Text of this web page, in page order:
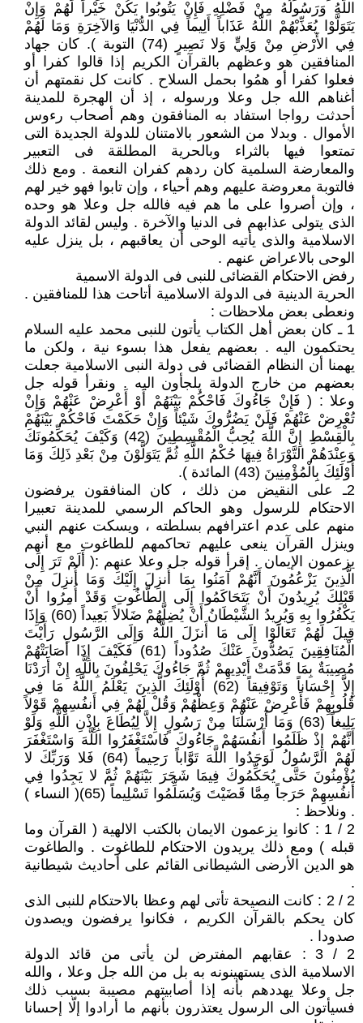
اللَّهُ وَرَسُولُهُ مِنْ فَضْلِهِ فَإِنْ يَتُوبُوا يَكُنْ خَيْراً لَهُمْ وَإِنْ
يَتَوَلَّوْا يُعَذِّبْهُمْ اللَّهُ عَذَاباً أَلِيماً فِي الدُّنْيَا وَالآخِرَةِ وَمَا لَهُمْ
فِي الأَرْضِ مِنْ وَلِيٍّ وَلا نَصِيرٍ (74) التوبة ). كان جهاد
المنافقين هو وعظهم بالقرآن الكريم إذا قالوا كفرا أو
فعلوا كفرا أو همُوا بحمل السلاح . كانت كل نقمتهم أن
أغناهم الله جل وعلا ورسوله ، إذ أن الهجرة للمدينة
أحدثت رواجا استفاد به المنافقون وهم أصحاب رءوس
الأموال . وبدلا من الشعور بالامتنان للدولة الجديدة التى
تمتعوا فيها بالثراء وبالحرية المطلقة فى التعبير
والمعارضة السلمية كان ردهم كفران النعمة . ومع ذلك
فالتوبة معروضة عليهم وهم أحياء ، وإن تابوا فهو خير لهم
، وإن أصروا على ما هم فيه فالله جل وعلا هو وحده
الذى يتولى عذابهم فى الدنيا والآخرة . وليس لقائد الدولة
الاسلامية والذى يأتيه الوحى أن يعاقبهم ، بل ينزل عليه
الوحى بالاعراض عنهم .
رفض الاحتكام القضائى للنبى فى الدولة الاسمية
الحرية الدينية فى الدولة الاسلامية أتاحت هذا للمنافقين .
ونعطى بعض ملاحظات :
1 ـ كان بعض أهل الكتاب يأتون للنبى محمد عليه السلام
يحتكمون اليه . بعضهم يفعل هذا بسوء نية ، ولكن ما
يهمنا أن النظام القضائى فى دولة النبى الاسلامية جعلت
بعضهم من خارج الدولة يلجأون اليه . ونقرأ قوله جل
وعلا : ( فَإِنْ جَاءُوكَ فَاحْكُمْ بَيْنَهُمْ أَوْ أَعْرِضْ عَنْهُمْ وَإِنْ
تُعْرِضْ عَنْهُمْ فَلَنْ يَضُرُّوكَ شَيْئاً وَإِنْ حَكَمْتَ فَاحْكُمْ بَيْنَهُمْ
بِالْقِسْطِ إِنَّ اللَّهَ يُحِبُّ الْمُقْسِطِينَ (42) وَكَيْفَ يُحَكِّمُونَكَ
وَعِنْدَهُمْ التَّوْرَاةُ فِيهَا حُكْمُ اللَّهِ ثُمَّ يَتَوَلَّوْنَ مِنْ بَعْدِ ذَلِكَ وَمَا
أُوْلَئِكَ بِالْمُؤْمِنِينَ (43) المائدة ).
2ـ على النقيض من ذلك ، كان المنافقون يرفضون
الاحتكام للرسول وهو الحاكم الرسمي للمدينة تعبيرا
منهم على عدم اعترافهم بسلطته ، ويسكت عنهم النبي
وينزل القرآن ينعى عليهم تحاكمهم للطاغوت مع أنهم
يزعمون الإيمان . إقرأ قوله جل وعلا عنهم :( أَلَمْ تَرَ إِلَى
الَّذِينَ يَزْعُمُونَ أَنَّهُمْ آمَنُوا بِمَا أُنزِلَ إِلَيْكَ وَمَا أُنزِلَ مِنْ
قَبْلِكَ يُرِيدُونَ أَنْ يَتَحَاكَمُوا إِلَى الطَّاغُوتِ وَقَدْ أُمِرُوا أَنْ
يَكْفُرُوا بِهِ وَيُرِيدُ الشَّيْطَانُ أَنْ يُضِلَّهُمْ ضَلالاً بَعِيداً (60) وَإِذَا
قِيلَ لَهُمْ تَعَالَوْا إِلَى مَا أَنزَلَ اللَّهُ وَإِلَى الرَّسُولِ رَأَيْتَ
الْمُنَافِقِينَ يَصُدُّونَ عَنْكَ صُدُوداً (61) فَكَيْفَ إِذَا أَصَابَتْهُمْ
مُصِيبَةٌ بِمَا قَدَّمَتْ أَيْدِيهِمْ ثُمَّ جَاءُوكَ يَحْلِفُونَ بِاللَّهِ إِنْ أَرَدْنَا
إِلاَّ إِحْسَاناً وَتَوْفِيقاً (62) أُوْلَئِكَ الَّذِينَ يَعْلَمُ اللَّهُ مَا فِي
قُلُوبِهِمْ فَأَعْرِضْ عَنْهُمْ وَعِظْهُمْ وَقُلْ لَهُمْ فِي أَنفُسِهِمْ قَوْلاً
بَلِيغاً (63) وَمَا أَرْسَلْنَا مِنْ رَسُولٍ إِلاَّ لِيُطَاعَ بِإِذْنِ اللَّهِ وَلَوْ
أَنَّهُمْ إِذْ ظَلَمُوا أَنفُسَهُمْ جَاءُوكَ فَاسْتَغْفَرُوا اللَّهَ وَاسْتَغْفَرَ
لَهُمْ الرَّسُولُ لَوَجَدُوا اللَّهَ تَوَّاباً رَحِيماً (64) فَلا وَرَبِّكَ لا
يُؤْمِنُونَ حَتَّى يُحَكِّمُوكَ فِيمَا شَجَرَ بَيْنَهُمْ ثُمَّ لا يَجِدُوا فِي
أَنفُسِهِمْ حَرَجاً مِمَّا قَضَيْتَ وَيُسَلِّمُوا تَسْلِيماً (65)( النساء )
. ونلاحظ :
2 / 1 : كانوا يزعمون الايمان بالكتب الالهية ( القرآن وما
قبله ) ومع ذلك يريدون الاحتكام للطاغوت . والطاغوت
هو الدين الأرضى الشيطانى القائم على أحاديث شيطانية
.
2 / 2 : كانت النصيحة تأتى لهم وعظا بالاحتكام للنبى الذى
كان يحكم بالقرآن الكريم ، فكانوا يرفضون ويصدون
صدودا .
2 / 3 : عقابهم المفترض لن يأتى من قائد الدولة
الاسلامية الذى يستهينونه به بل من الله جل وعلا ، والله
جل وعلا يهددهم بأنه إذا أصابيتهم مصيبة بسبب ذلك
فسيأتون الى الرسول يعتذرون بأنهم ما أرادوا إلّا إحسانا